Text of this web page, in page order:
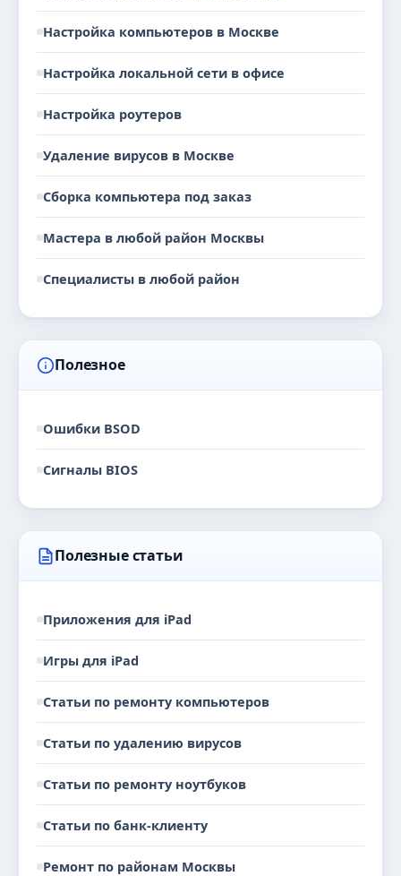
Настройка компьютеров в Москве
Настройка локальной сети в офисе
Настройка роутеров
Удаление вирусов в Москве
Сборка компьютера под заказ
Мастера в любой район Москвы
Специалисты в любой район
Полезное
Ошибки BSOD
Сигналы BIOS
Полезные статьи
Приложения для iPad
Игры для iPad
Статьи по ремонту компьютеров
Статьи по удалению вирусов
Статьи по ремонту ноутбуков
Статьи по банк-клиенту
Ремонт по районам Москвы